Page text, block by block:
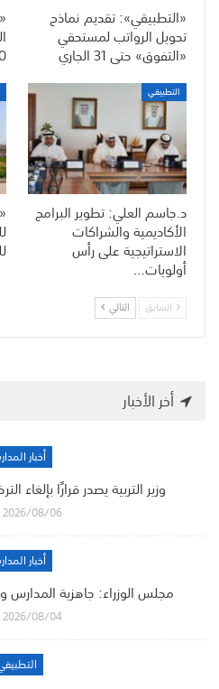
«التطبيقي»: تقديم نماذج
تحويل الرواتب لمستحقي
«التفوق» حتى 31 الجاري 500
التطبيقي
د.جاسم العلي: تطوير البرامج
الأكاديمية والشراكات
الاستراتيجية على رأس
أولويات…
السابق التالي
أخر الأخبار
أخبار
وزير التربية يصدر قرارًا
2026/08/06
أخبار
مجلس الوزراء: جاهزية المدارس
2026/08/04